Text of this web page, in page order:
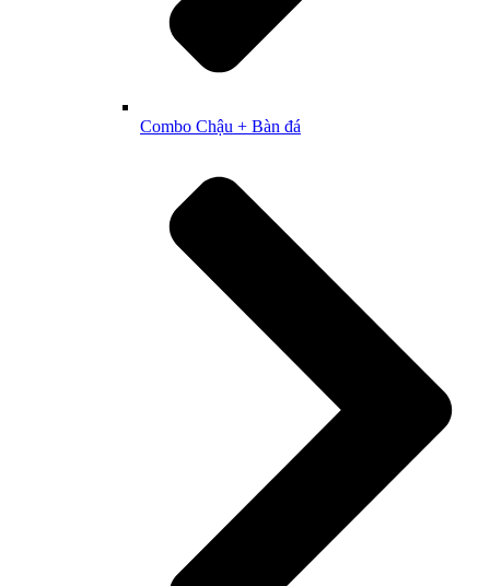
Combo Chậu + Bàn đá